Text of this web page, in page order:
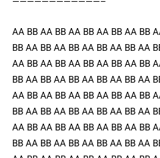
AA BB AA BB AA BB AA BB AA BB
BB AA BB AA BB AA BB AA BB AA
AA BB AA BB AA BB AA BB AA BB
BB AA BB AA BB AA BB AA BB AA
AA BB AA BB AA BB AA BB AA BB
BB AA BB AA BB AA BB AA BB AA
AA BB AA BB AA BB AA BB AA BB
BB AA BB AA BB AA BB AA BB AA